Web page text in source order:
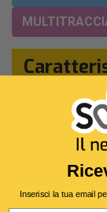
Interprete
4 Min
Segnatura:3/
Inserisci la tua email